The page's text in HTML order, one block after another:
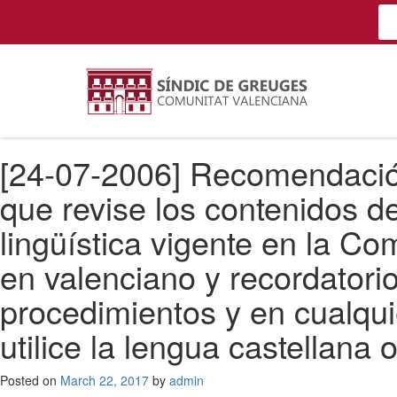
[24-07-2006]
que revise los contenidos
lingüística vigente en la
en valenciano y
procedimientos y en
utilice la lengua castellana
Posted on March 22, 2017 by admin